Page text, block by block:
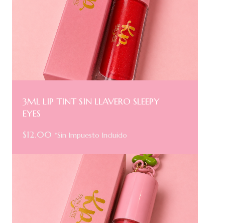
3ML LIP TINT SIN LLAVERO SLEEPY
EYES
$12.00 *Sin Impuesto Incluido